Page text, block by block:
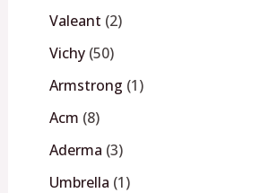
Valeant 2
Vichy 50
Armstrong 1
Acm 8
Aderma 3
Umbrella 1